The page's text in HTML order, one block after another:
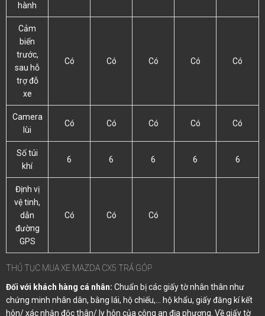
hành
Cảm
biến
trước,
sau hỗ
trợ đỗ
xe
Có Có Có Có Có
Camera
lùi
Có Có Có Có Có
Số túi
khí
6 6 6 6 6
Định vị
vệ tinh,
dẫn
đường
GPS
Có Có Có
THỦ TỤC MUA XE MAZDA CX5 TRẢ GÓP
Đối với khách hàng cá nhân: Chuẩn bị các giấy tờ nhân thân như
chứng minh nhân dân, bằng lái, hộ chiếu,… hộ khẩu, giấy đăng kí kết
hôn/ xác nhận độc thân/ ly hôn của công an địa phương. Về giấy tờ